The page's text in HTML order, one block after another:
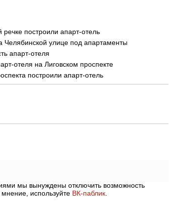
построили апарт-отель
улице под апартаменты
апарт-отеля
отеля на Лиговском проспекте
построили апарт-отель
мы вынуждены отключить возможность
используйте ВК-паблик